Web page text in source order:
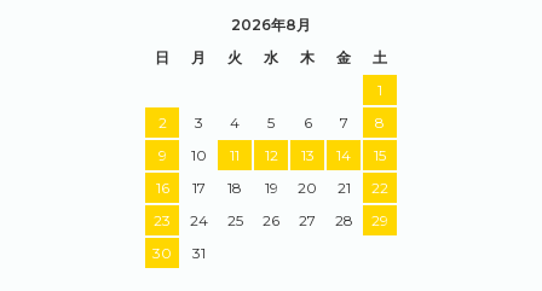
2026年8月
日
月 火 水 木 金
土
1
2
3 4 5 6 7
8
9
10 11 12 13 14
15
16
17 18 19 20 21
22
23
24 25 26 27 28
29
30
31